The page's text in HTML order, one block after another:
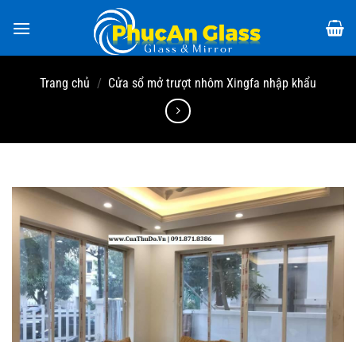
đến
Trang chủ / Cửa sổ mở trượt nhôm Xingfa nhập khẩu